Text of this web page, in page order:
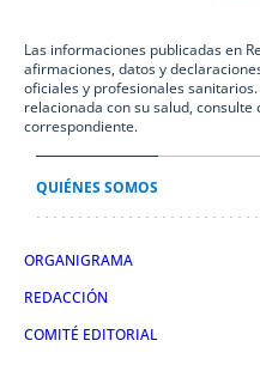
Las informaciones publicadas en
afirmaciones, datos y
oficiales y profesionales
relacionada con su salud,
correspondiente.
QUIÉNES SOMOS
ORGANIGRAMA
REDACCIÓN
COMITÉ EDITORIAL